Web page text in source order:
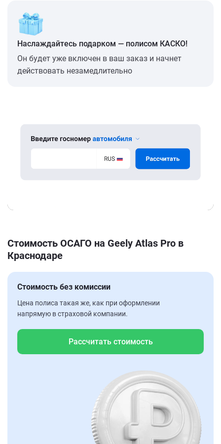
Наслаждайтесь подарком — полисом КАСКО!
Он будет уже включен в ваш заказ и начнет
действовать незамедлительно
Стоимость ОСАГО на Geely Atlas Pro в
Краснодаре
Стоимость без комиссии
Цена полиса такая же, как при оформлении
напрямую в страховой компании.
Рассчитать стоимость